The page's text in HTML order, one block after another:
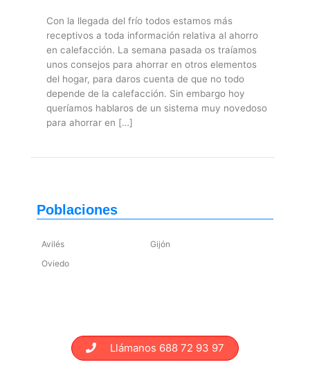
Con la llegada del frío todos estamos más
receptivos a toda información relativa al ahorro
en calefacción. La semana pasada os traíamos
unos consejos para ahorrar en otros elementos
del hogar, para daros cuenta de que no todo
depende de la calefacción. Sin embargo hoy
queríamos hablaros de un sistema muy novedoso
para ahorrar en […]
Poblaciones
Avilés
Gijón
Oviedo
Llámanos 688 72 93 97